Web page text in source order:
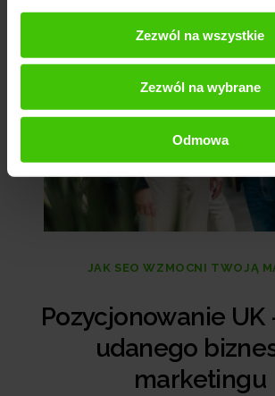
Zezwól na wszystkie
Zezwól na wybrane
Odmowa
JAK SEO WZMOCNI TWOJĄ
Pozycjonowanie
udanego
marketingu